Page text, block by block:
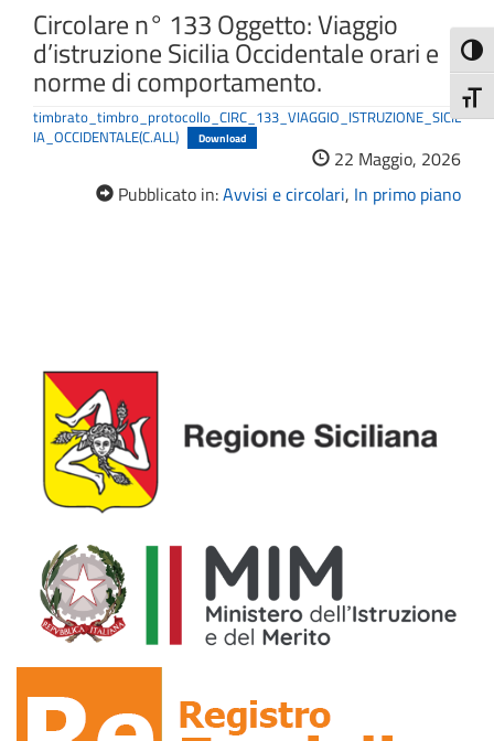
Circolare n° 133 Oggetto: Viaggio
d’istruzione Sicilia Occidentale orari e
norme di comportamento.
timbrato_timbro_protocollo_CIRC_133_VIAGGIO_ISTRUZIONE_SICIL
IA_OCCIDENTALE(C.ALL)
Download
22 Maggio, 2026
Pubblicato in:Avvisi e circolari, In primo piano